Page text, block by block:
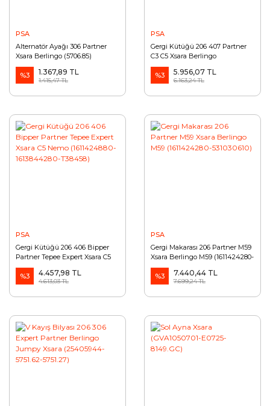
PSA
Alternatör Ayağı 306 Partner
Xsara Berlingo (5706.85)
%3 1.367,89 TL
1.415,47 TL
PSA
Gergi Kütüğü 206 407 Partner
C3 C5 Xsara Berlingo
(1613840380-T38371-25405907)
%3
5.956,07 TL
6.163,24 TL
PSA
Gergi Kütüğü 206 406 Bipper
Partner Tepee Expert Xsara C5
Nemo (1611424880-1613844280-
T38458)
%3 4.457,98 TL
4.613,03 TL
PSA
Gergi Makarası 206 Partner M59
Xsara Berlingo M59 (1611424280-
531030610)
%3
7.440,44 TL
7.699,24 TL